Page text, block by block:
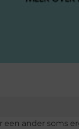
een ander soms